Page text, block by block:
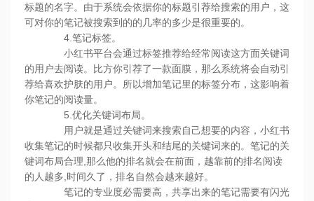
标题的名字。由于系统会依据你的标题引荐给搜索的用户，这
可对你的笔记被搜索到的的几率的多少是很重要的。
4.笔记标签。
小红书平台会通过标签推荐给经常阅读这方面关键词
的用户去阅读。比方你引荐了一款面膜，那么系统将会自动引
荐给喜欢护肤的用户。所以增加笔记里的标签分布，这影响着
你笔记的阅读量。
5.优化关键词布局。
用户就是通过关键词来搜索自己想要的内容，小红书
收集笔记的时候都只收集开头和结尾的关键词来的。笔记的关
键词布局合理,那么他的排名就会在前面，越靠前的排名阅读
的人越多,时间久了，排名自然会越来越好。
笔记的专业度必需要高，共享出来的笔记需要有闪光